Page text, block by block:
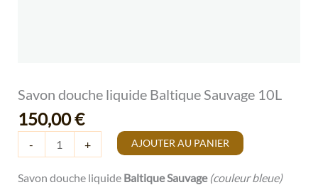
Savon douche liquide Baltique Sauvage 10L
150,00€
- + AJOUTER AU PANIER
Savon douche liquideBaltique Sauvage (couleur bleue)